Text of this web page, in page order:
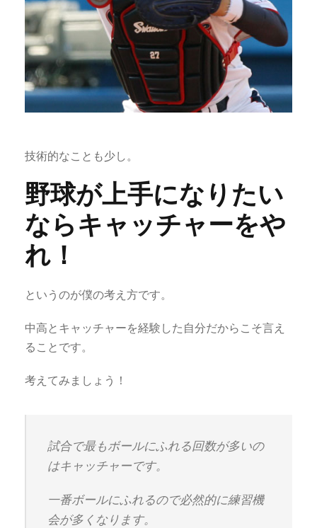
技術的なことも少し。
野球が上手になりたい
ならキャッチャーをや
れ！
というのが僕の考え方です。
中高とキャッチャーを経験した自分だからこそ言え
ることです。
考えてみましょう！
試合で最もボールにふれる回数が多いの
はキャッチャーです。
一番ボールにふれるので必然的に練習機
会が多くなります。